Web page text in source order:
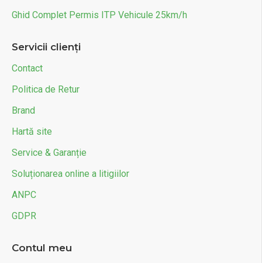
Ghid Complet Permis ITP Vehicule 25km/h
Servicii clienți
Contact
Politica de Retur
Brand
Hartă site
Service & Garanție
Soluționarea online a litigiilor
ANPC
GDPR
Contul meu